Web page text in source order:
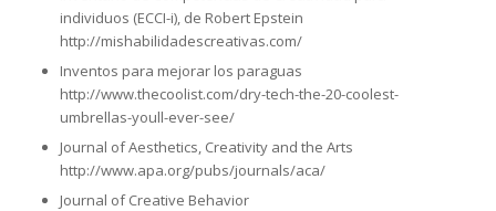
individuos (ECCI-i), de Robert Epstein
http://mishabilidadescreativas.com/
Inventos para mejorar los paraguas
http://www.thecoolist.com/dry-tech-the-20-coolest-
umbrellas-youll-ever-see/
Journal of Aesthetics, Creativity and the Arts
http://www.apa.org/pubs/journals/aca/
Journal of Creative Behavior